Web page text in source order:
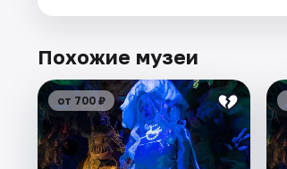
Похожие музеи
от 700 ₽